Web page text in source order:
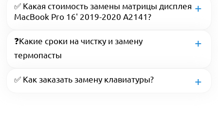
✅ Какая стоимость замены матрицы дисплея
MacBook Pro 16' 2019-2020 A2141?
❓Какие сроки на чистку и замену
термопасты
✅ Как заказать замену клавиатуры?